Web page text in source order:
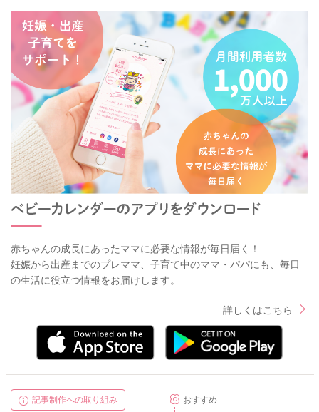
赤ちゃんの成長にあったママに必要な情報が毎日届く！
妊娠から出産までのプレママ、子育て中のママ・パパにも、毎日
の生活に役立つ情報をお届けします。
詳しくはこちら
記事制作への取り組み
おすすめ